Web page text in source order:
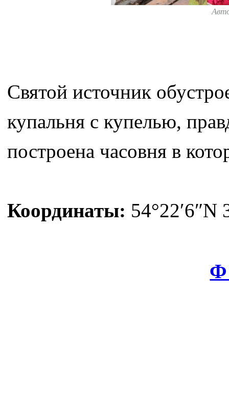
Святой источник
купальня с купелью,
построена часовня в
Координаты: 54°22′6″N
Ф